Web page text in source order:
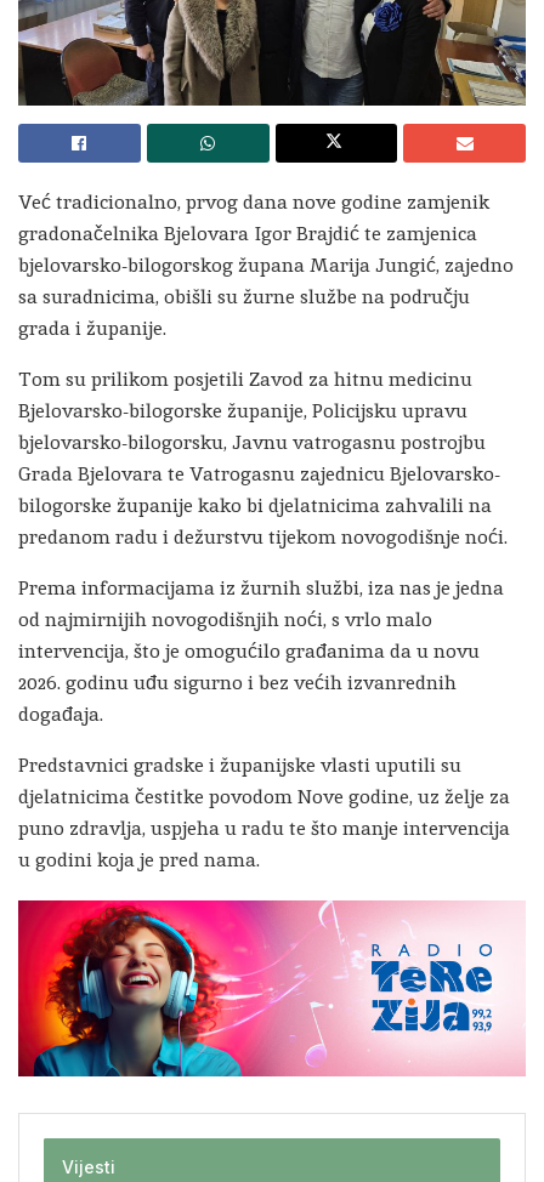
Već tradicionalno, prvog dana nove godine zamjenik
gradonačelnika Bjelovara Igor Brajdić te zamjenica
bjelovarsko-bilogorskog župana Marija Jungić, zajedno
sa suradnicima, obišli su žurne službe na području
grada i županije.
Tom su prilikom posjetili Zavod za hitnu medicinu
Bjelovarsko-bilogorske županije, Policijsku upravu
bjelovarsko-bilogorsku, Javnu vatrogasnu postrojbu
Grada Bjelovara te Vatrogasnu zajednicu Bjelovarsko-
bilogorske županije kako bi djelatnicima zahvalili na
predanom radu i dežurstvu tijekom novogodišnje noći.
Prema informacijama iz žurnih službi, iza nas je jedna
od najmirnijih novogodišnjih noći, s vrlo malo
intervencija, što je omogućilo građanima da u novu
2026. godinu uđu sigurno i bez većih izvanrednih
događaja.
Predstavnici gradske i županijske vlasti uputili su
djelatnicima čestitke povodom Nove godine, uz želje za
puno zdravlja, uspjeha u radu te što manje intervencija
u godini koja je pred nama.
Vijesti